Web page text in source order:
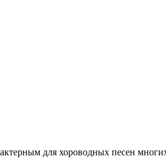
для хороводных песен